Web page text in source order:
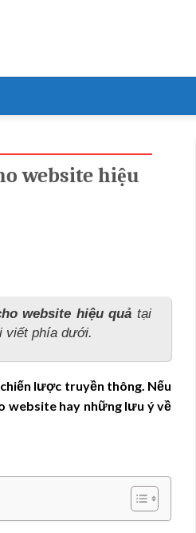
website hiệu
website hiệu quả tại
viết phía dưới.
lược truyền thông. Nếu
website hay những lưu ý về